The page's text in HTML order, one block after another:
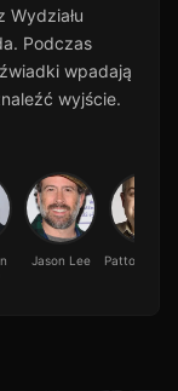
Wydziału
Podczas
wpadają
wyjście.
Jason Lee Patton